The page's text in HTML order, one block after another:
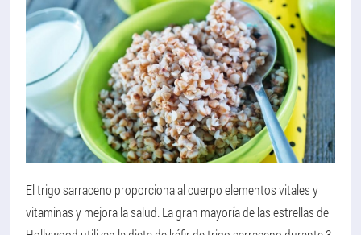
El trigo sarraceno proporciona al cuerpo elementos vitales y
vitaminas y mejora la salud. La gran mayoría de las estrellas de